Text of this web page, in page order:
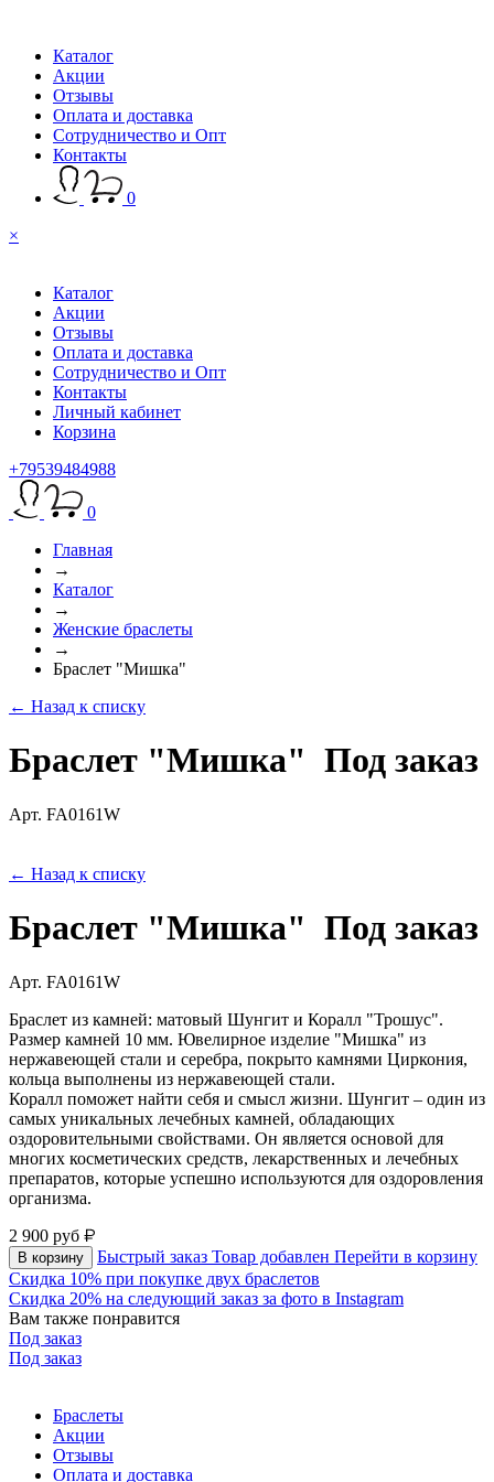
Каталог
Акции
Отзывы
Оплата и доставка
Сотрудничество и Опт
Контакты
0
×
Каталог
Акции
Отзывы
Оплата и доставка
Сотрудничество и Опт
Контакты
Личный кабинет
Корзина
+79539484988
0
Главная
→
Каталог
→
Женские браслеты
→
Браслет "Мишка"
← Назад к списку
Браслет "Мишка" Под заказ
Арт. FA0161W
← Назад к списку
Браслет "Мишка" Под заказ
Арт. FA0161W
Браслет из камней: матовый Шунгит и Коралл "Трошус".
Размер камней 10 мм. Ювелирное изделие "Мишка" из
нержавеющей стали и серебра, покрыто камнями Циркония,
кольца выполнены из нержавеющей стали.
Коралл поможет найти себя и смысл жизни. Шунгит – один из
самых уникальных лечебных камней, обладающих
оздоровительными свойствами. Он является основой для
многих косметических средств, лекарственных и лечебных
препаратов, которые успешно используются для оздоровления
организма.
2 900 руб
В корзину Быстрый заказ Товар добавлен Перейти в корзину
Скидка 10% при покупке двух браслетов
Скидка 20% на следующий заказ за фото в Instagram
Вам также понравится
Под заказ
Под заказ
Браслеты
Акции
Отзывы
Оплата и доставка